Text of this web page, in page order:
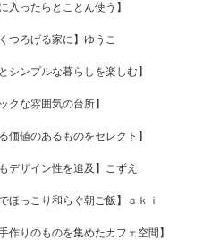
入ったらとことん使う】
つろげる家に】ゆうこ
シンプルな暮らしを楽しむ】
クな雰囲気の台所】
価値のあるものをセレクト】
デザイン性を追及】こずえ
ほっこり和らぐ朝ご飯】ａｋｉ
作りのものを集めたカフェ空間】